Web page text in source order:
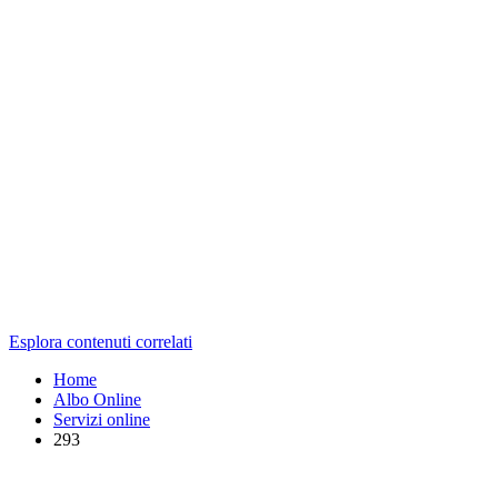
Esplora contenuti correlati
Home
Albo Online
Servizi online
293